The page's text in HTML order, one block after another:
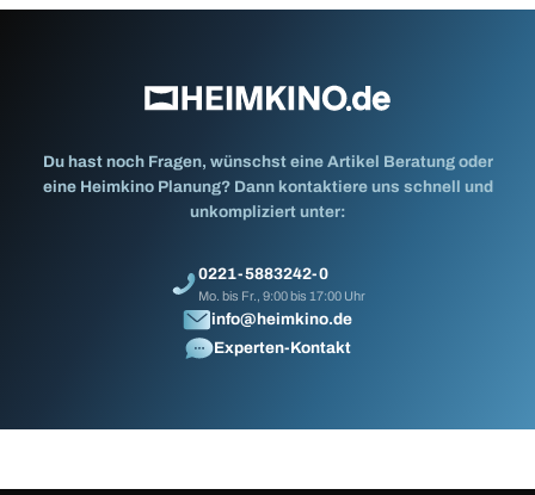
Du hast noch Fragen, wünschst eine Artikel Beratung oder
eine Heimkino Planung? Dann kontaktiere uns schnell und
unkompliziert unter:
0221-5883242-0
Mo. bis Fr., 9:00 bis 17:00 Uhr
info@heimkino.de
Experten-Kontakt